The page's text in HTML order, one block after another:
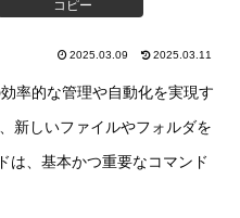
コピー
2025.03.09 2025.03.11
率的な管理や自動化を実現す
新しいファイルやフォルダを
は、基本かつ重要なコマンド